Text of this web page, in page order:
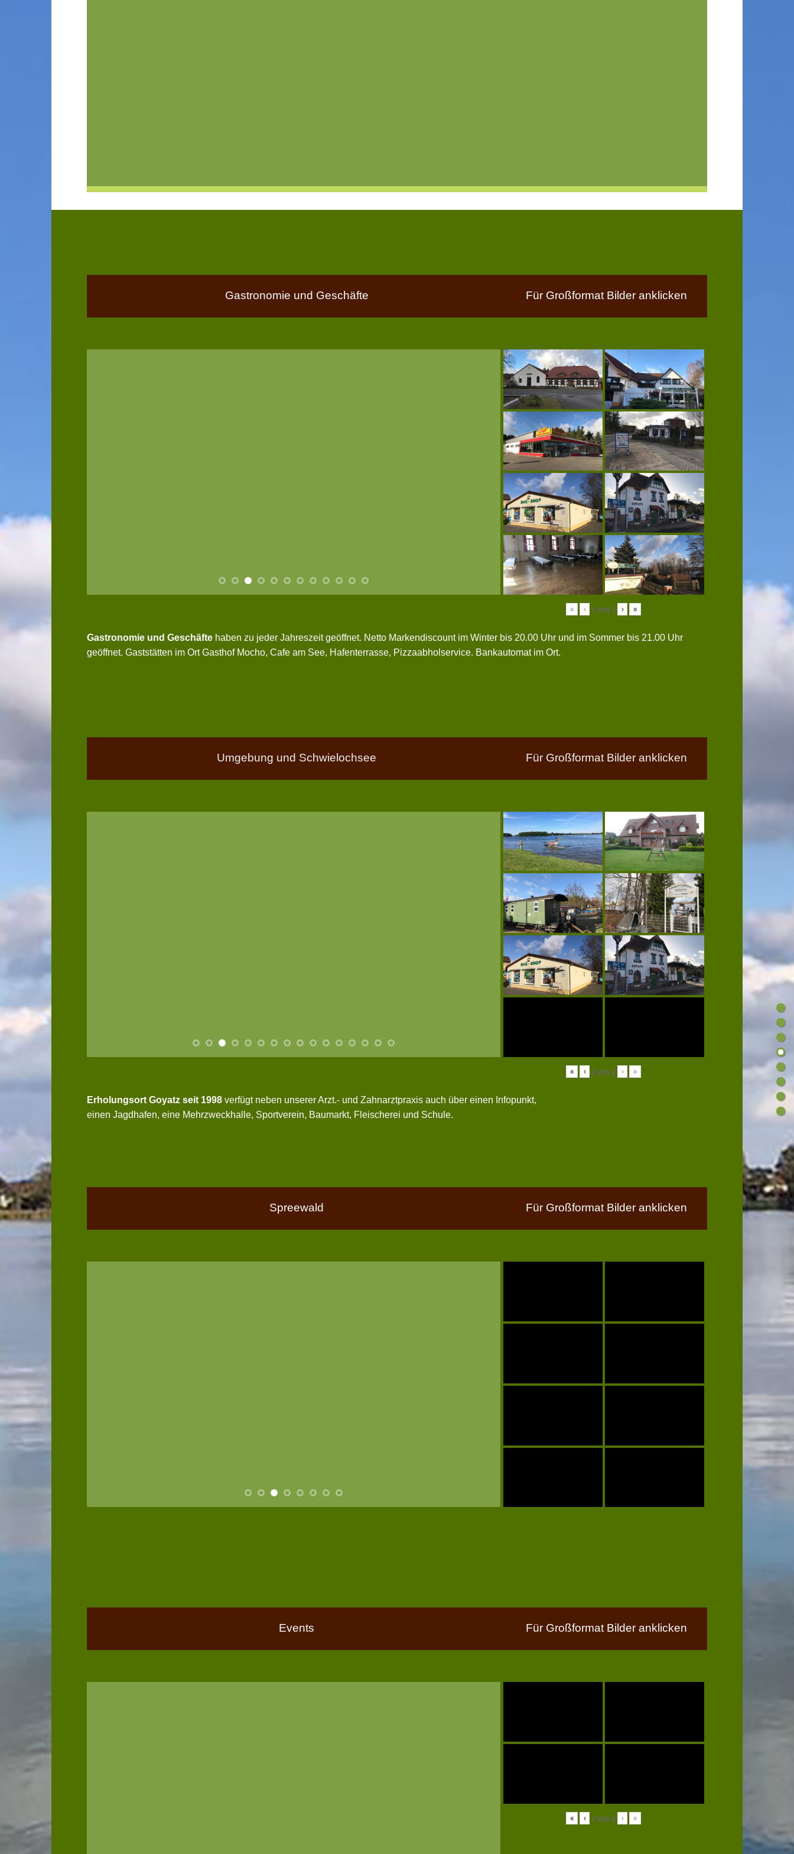
Gastronomie und Geschäfte Für Großformat Bilder anklicken
« ‹ 1 von 2 › »
Gastronomie und Geschäfte haben zu jeder Jahreszeit geöffnet. Netto Markendiscount im Winter bis 20.00 Uhr und im Sommer bis 21.00 Uhr
geöffnet. Gaststätten im Ort Gasthof Mocho, Cafe am See, Hafenterrasse, Pizzaabholservice. Bankautomat im Ort.
Umgebung und Schwielochsee Für Großformat Bilder anklicken
« ‹ 2 von 2 › »
Erholungsort Goyatz seit 1998 verfügt neben unserer Arzt.- und Zahnarztpraxis auch über einen Infopunkt,
einen Jagdhafen, eine Mehrzweckhalle, Sportverein, Baumarkt, Fleischerei und Schule.
Spreewald Für Großformat Bilder anklicken
Events Für Großformat Bilder anklicken
« ‹ 2 von 2 › »